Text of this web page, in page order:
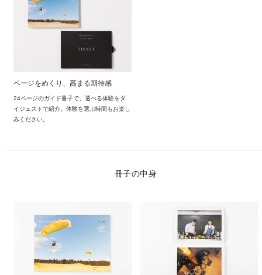
ページをめくり、高まる期待感
24ページのガイド冊子で、選べる体験をダ
イジェストで紹介。体験を選ぶ時間もお楽し
みください。
冊子の中身